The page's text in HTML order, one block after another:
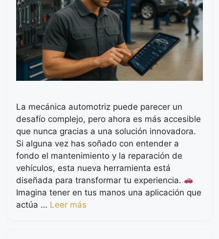
La mecánica automotriz puede parecer un
desafío complejo, pero ahora es más accesible
que nunca gracias a una solución innovadora.
Si alguna vez has soñado con entender a
fondo el mantenimiento y la reparación de
vehículos, esta nueva herramienta está
diseñada para transformar tu experiencia.
Imagina tener en tus manos una aplicación que
actúa … Leer más